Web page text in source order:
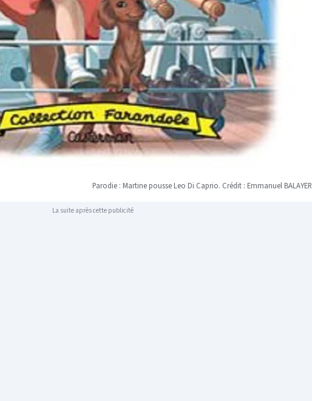
Parodie : Martine pousse Leo Di Caprio. Crédit : Emmanuel BALAYER
La suite après cette publicité